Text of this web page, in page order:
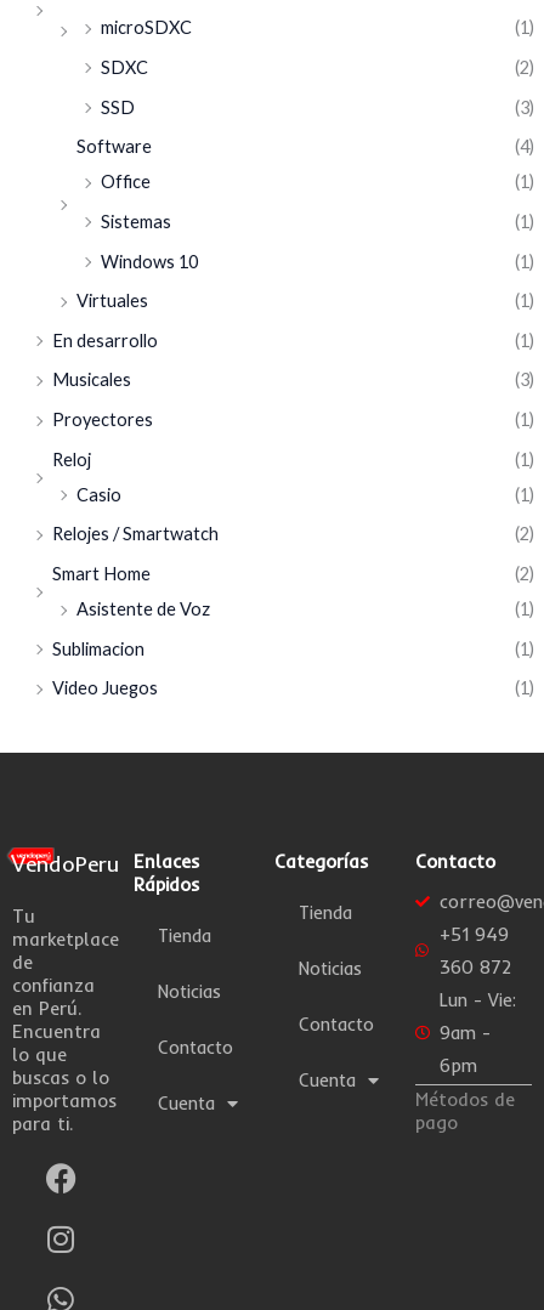
microSDXC
(1)
SDXC
(2)
SSD
(3)
Software
(4)
Office
(1)
Sistemas
(1)
Windows 10
(1)
Virtuales
(1)
En desarrollo
(1)
Musicales
(3)
Proyectores
(1)
Reloj
(1)
Casio
(1)
Relojes / Smartwatch
(2)
Smart Home
(2)
Asistente de Voz
(1)
Sublimacion
(1)
Video Juegos
(1)
VendoPeru
Tu
marketplace
de
confianza
en Perú.
Encuentra
lo que
buscas o lo
importamos
para ti.
F
a
c
e
b
I
n
s
t
a
W
h
a
t
s
Enlaces
Rápidos
Tienda
Noticias
Contacto
Cuenta
Categorías
Tienda
Noticias
Contacto
Cuenta
Contacto
+51 949
360 872
Lun - Vie:
9am -
6pm
Métodos de
pago